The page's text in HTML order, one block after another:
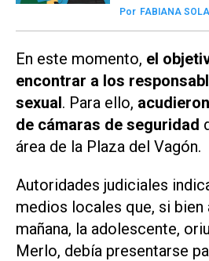
Por FABIANA
En este momento, el
encontrar a los
sexual. Para ello,
de cámaras de seguridad
área de la Plaza del Vagón.
Autoridades judiciales
medios locales que, si bien
mañana, la adolescente,
Merlo, debía presentarse